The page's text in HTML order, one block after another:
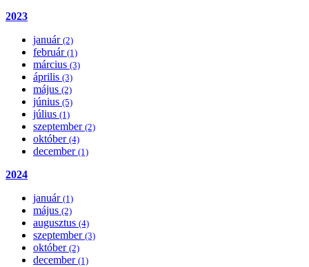
2023
január (2)
február (1)
március (3)
április (3)
május (2)
június (5)
július (1)
szeptember (2)
október (4)
december (1)
2024
január (1)
május (2)
augusztus (4)
szeptember (3)
október (2)
december (1)